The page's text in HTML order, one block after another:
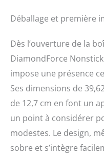
Déballage et première
Dès l’ouverture de la
DiamondForce
impose une présence
Ses dimensions de
de 12,7 cm en font un
un point à considérer
modestes. Le design,
sobre et s’intègre